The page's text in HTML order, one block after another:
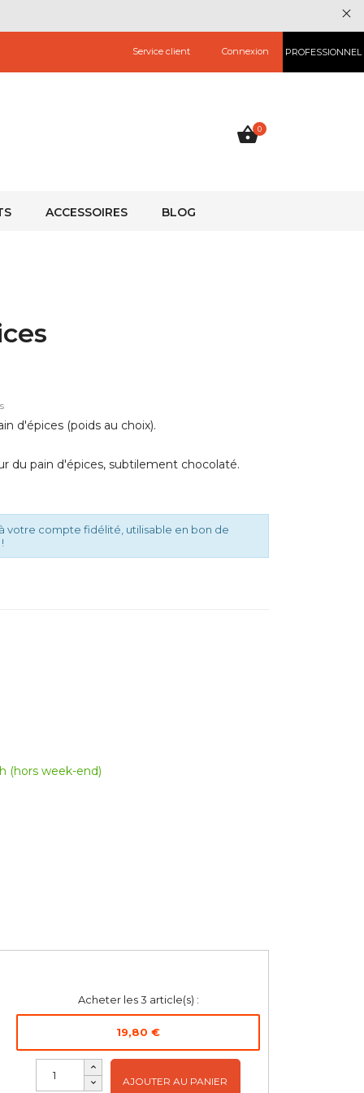
Service client Connexion PROFESSIONNEL
0
ACCESSOIRES BLOG
d'épices (poids au choix).
du pain d'épices, subtilement chocolaté.
votre compte fidélité, utilisable en bon de
(hors week-end)
Acheter les3 article(s) :
19,80 €
AJOUTER AU PANIER